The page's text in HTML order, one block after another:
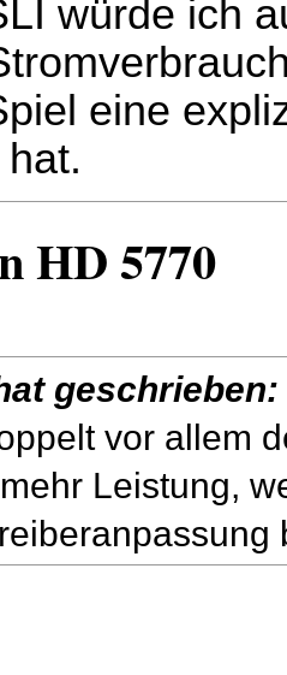
würde ich
eine
HD 5770
geschrieben:
vor allem
Leistung,